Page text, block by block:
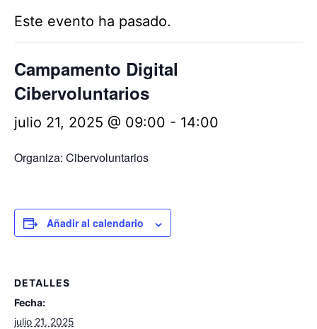
Este evento ha pasado.
Campamento Digital
Cibervoluntarios
julio 21, 2025 @ 09:00 - 14:00
Organiza: Cibervoluntarios
Añadir al calendario
DETALLES
Fecha:
julio 21, 2025